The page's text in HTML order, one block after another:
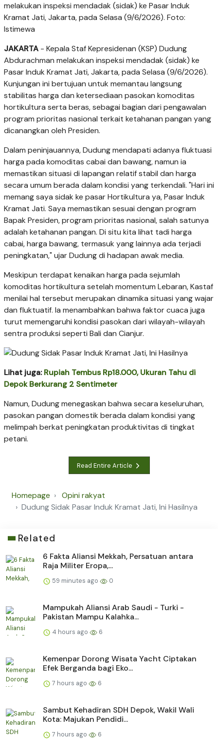
melakukan inspeksi mendadak (sidak) ke Pasar Induk
Kramat Jati, Jakarta, pada Selasa (9/6/2026). Foto:
Istimewa
JAKARTA - Kepala Staf Kepresidenan (KSP) Dudung
Abdurachman melakukan inspeksi mendadak (sidak) ke
Pasar Induk Kramat Jati, Jakarta, pada Selasa (9/6/2026).
Kunjungan ini bertujuan untuk memantau langsung
stabilitas harga dan ketersediaan pasokan komoditas
hortikultura serta beras, sebagai bagian dari pengawalan
program prioritas nasional terkait ketahanan pangan yang
dicanangkan oleh Presiden.
Dalam peninjauannya, Dudung mendapati adanya fluktuasi
harga pada komoditas cabai dan bawang, namun ia
memastikan situasi di lapangan relatif stabil dan harga
secara umum berada dalam kondisi yang terkendali. "Hari ini
memang saya sidak ke pasar Hortikultura ya, Pasar Induk
Kramat Jati. Saya memastikan sesuai dengan program
Bapak Presiden, program prioritas nasional, salah satunya
adalah ketahanan pangan. Di situ kita lihat tadi harga
cabai, harga bawang, termasuk yang lainnya ada terjadi
peningkatan," ujar Dudung di hadapan awak media.
Meskipun terdapat kenaikan harga pada sejumlah
komoditas hortikultura setelah momentum Lebaran, Kastaf
menilai hal tersebut merupakan dinamika situasi yang wajar
dan fluktuatif. Ia menambahkan bahwa faktor cuaca juga
turut memengaruhi kondisi pasokan dari wilayah-wilayah
sentra produksi seperti Bali dan Cianjur.
Lihat juga:Rupiah Tembus Rp18.000, Ukuran Tahu di
Depok Berkurang 2 Sentimeter
Namun, Dudung menegaskan bahwa secara keseluruhan,
pasokan pangan domestik berada dalam kondisi yang
melimpah berkat peningkatan produktivitas di tingkat
petani.
Read Entire Article
Homepage
Opini rakyat
Dudung Sidak Pasar Induk Kramat Jati, Ini Hasilnya
Related
6 Fakta Aliansi Mekkah, Persatuan antara
Raja Militer Eropa,...
59 minutes ago 0
Mampukah Aliansi Arab Saudi - Turki -
Pakistan Mampu Kalahka...
4 hours ago 6
Kemenpar Dorong Wisata Yacht Ciptakan
Efek Berganda bagi Eko...
7 hours ago 6
Sambut Kehadiran SDH Depok, Wakil Wali
Kota: Majukan Pendidi...
7 hours ago 6